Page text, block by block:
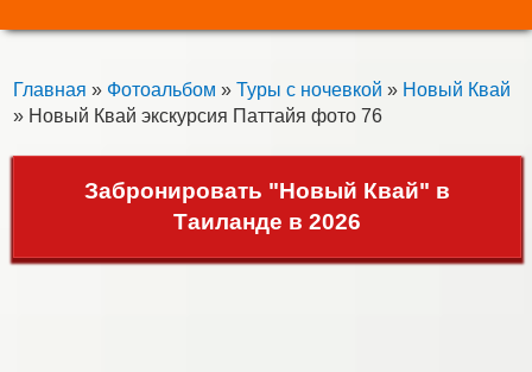
Главная » Фотоальбом » Туры с ночевкой » Новый Квай
» Новый Квай экскурсия Паттайя фото 76
Забронировать "Новый Квай" в
Таиланде в 2026